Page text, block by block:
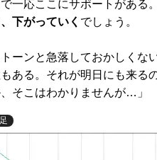
一応ここにサポートがある。
下がっていく でしょう。
ーンと急落しておかしくな
ある。それが明日にも来る
そこはわかりませんが…」